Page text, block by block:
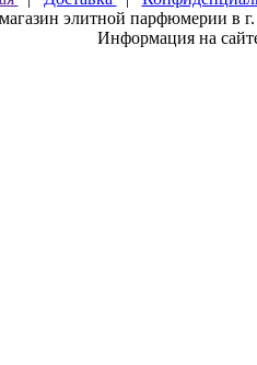
элитной парфюмерии в
Информация на